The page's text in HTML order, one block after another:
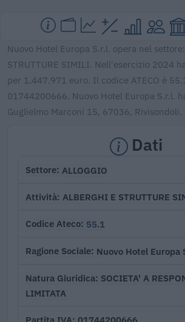
Nuovo Hotel Europa S.r.l. opera nel
STRUTTURE SIMILI. Nell'esercizio 2024
per 1.447.971 euro. Il codice ATECO è
01744200666. Nuovo Hotel Europa S.r.l.
Guglielmo Marconi 15, 67036, Rivisondoli.
Dati
Settore ALLOGGIO
Attività ALBERGHI E STRUTTURE
Codice Ateco 55.1
Ragione Sociale Nuovo Hotel Europa
Natura Giuridica SOCIETA' A
LIMITATA